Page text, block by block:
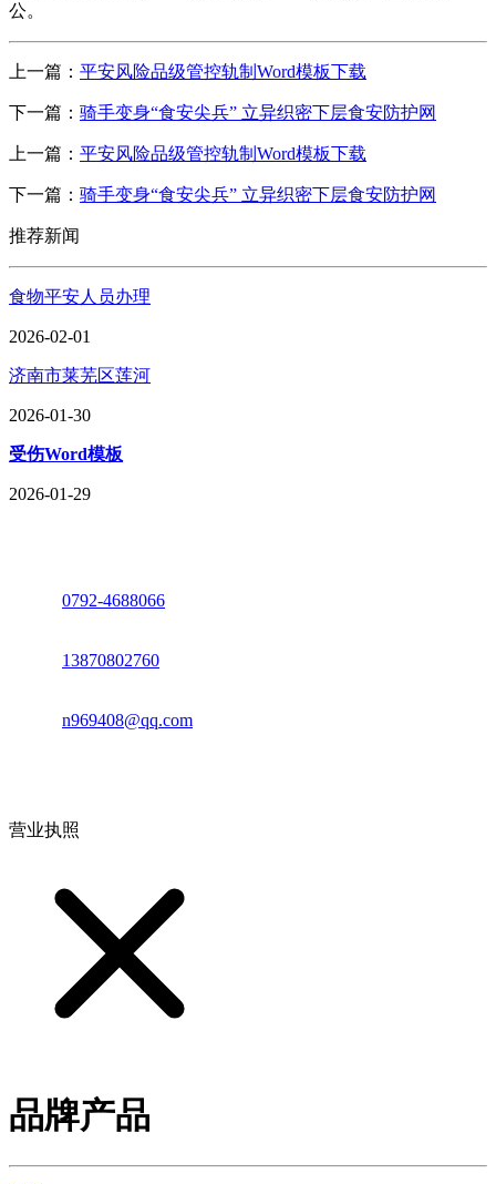
公。
上一篇： 平安风险品级管控轨制Word模板下载
下一篇： 骑手变身“食安尖兵” 立异织密下层食安防护网
上一篇： 平安风险品级管控轨制Word模板下载
下一篇： 骑手变身“食安尖兵” 立异织密下层食安防护网
推荐新闻
食物平安人员办理
2026-02-01
济南市莱芜区莲河
2026-01-30
受伤Word模板
2026-01-29
0792-4688066
13870802760
n969408@qq.com
营业执照
品牌产品